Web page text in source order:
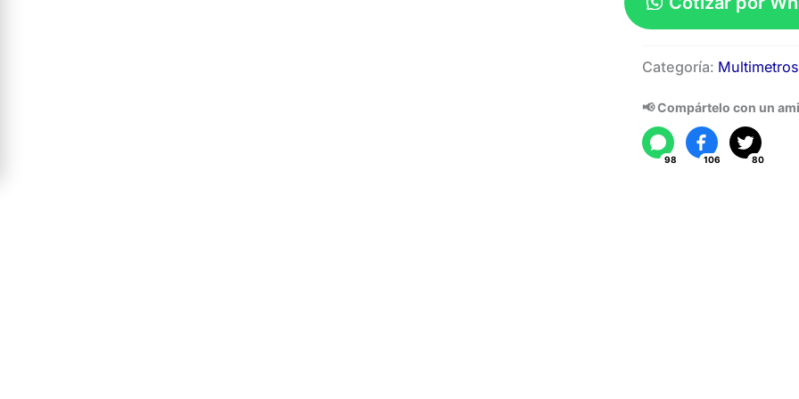
LCR
UT612
cantidad
Categoría: Multimetros
📢 Compártelo con un
98 106 80